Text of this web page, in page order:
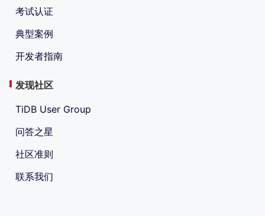
考试认证
典型案例
开发者指南
发现社区
TiDB User Group
问答之星
社区准则
联系我们